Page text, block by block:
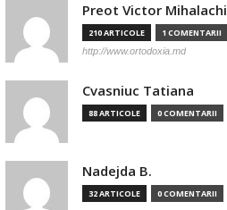
Preot Victor Mihalachi
210 ARTICOLE 1 COMENTARII
http://www.ortodoxia.md
Cvasniuc Tatiana
88 ARTICOLE 0 COMENTARII
Nadejda B.
32 ARTICOLE 0 COMENTARII